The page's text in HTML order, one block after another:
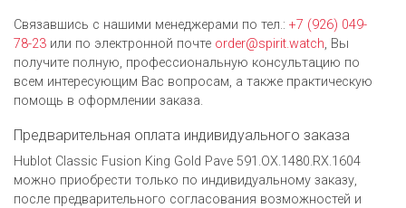
Связавшись с нашими менеджерами по тел.: +7 (926) 049-
78-23 или по электронной почте order@spirit.watch, Вы
получите полную, профессиональную консультацию по
всем интересующим Вас вопросам, а также практическую
помощь в оформлении заказа.
Предварительная оплата индивидуального заказа
Hublot Classic Fusion King Gold Pave 591.OX.1480.RX.1604
можно приобрести только по индивидуальному заказу,
после предварительного согласования возможностей и